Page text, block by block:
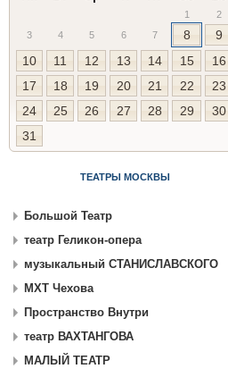
1
2
3
4 5 6 7 8
9
10
11 12 13 14 15
16
17
18 19 20 21 22
23
24
25 26 27 28 29
30
31
ТЕАТРЫ МОСКВЫ
Большой Театр
театр Геликон-опера
музыкальный СТАНИСЛАВСКОГО
МХТ Чехова
Пространство Внутри
театр ВАХТАНГОВА
МАЛЫЙ ТЕАТР